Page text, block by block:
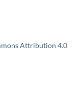
Attribution 4.0